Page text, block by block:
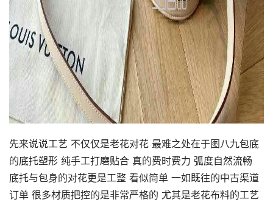
先来说说工艺 不仅仅是老花对花 最难之处在于图八九包底
的底托塑形 纯手工打磨贴合 真的费时费力 弧度自然流畅
底托与包身的对花更是工整 看似简单 一如既往的中古渠道
订单 很多材质把控的是非常严格的 尤其是老花布料的工艺